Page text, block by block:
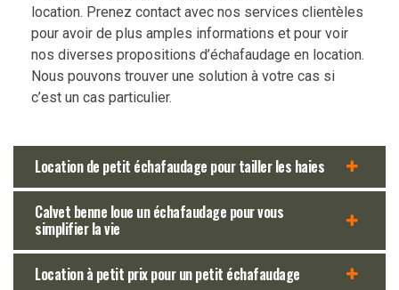
location. Prenez contact avec nos services clientèles
pour avoir de plus amples informations et pour voir
nos diverses propositions d’échafaudage en location.
Nous pouvons trouver une solution à votre cas si
c’est un cas particulier.
Location de petit échafaudage pour tailler les haies
Calvet benne loue un échafaudage pour vous
simplifier la vie
Location à petit prix pour un petit échafaudage